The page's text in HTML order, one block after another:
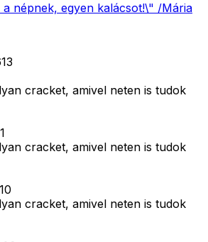
népnek, egyen kalácsot!\" /Mária
cracket, amivel neten is tudok
cracket, amivel neten is tudok
cracket, amivel neten is tudok